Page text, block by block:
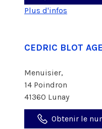
Plus d'infos
CEDRIC BLOT
Menuisier,
14 Poindron
41360 Lunay
Obtenir le